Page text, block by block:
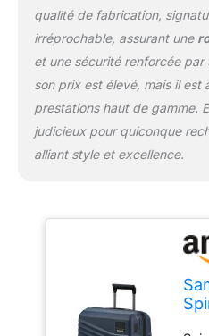
qualité de fabrication,
irréprochable, assurant une
et une sécurité renforcée par
son prix est élevé, mais il est
prestations haut de gamme.
judicieux pour quiconque
alliant style et excellence.